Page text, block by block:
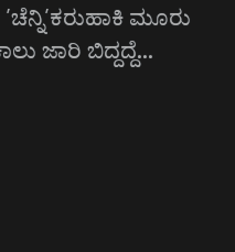
ಮೂರು
ಜಾರಿ ಬಿದ್ದದ್ದೆ…